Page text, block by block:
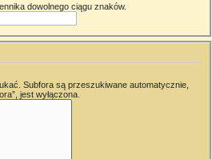
dowolnego ciągu znaków.
Subfora są przeszukiwane automatycznie,
jest wyłączona.